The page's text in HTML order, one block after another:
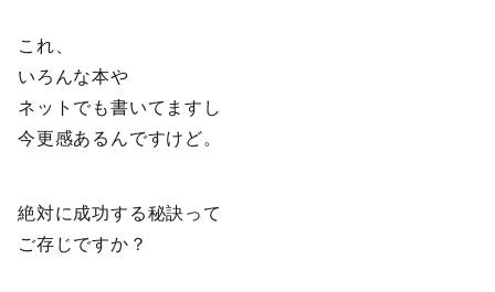
これ、
いろんな本や
ネットでも書いてますし
今更感あるんですけど。
絶対に成功する秘訣って
ご存じですか？